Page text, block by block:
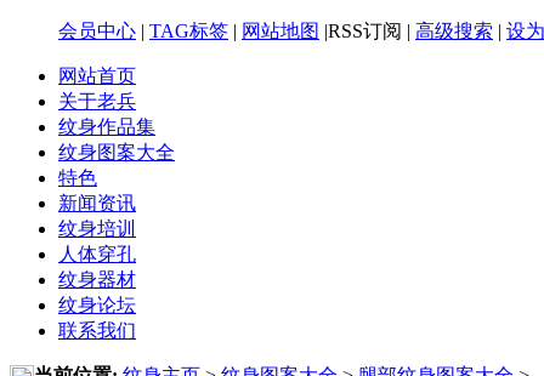
会员中心 | TAG标签 | 网站地图 |RSS订阅 | 高级搜索 | 设
网站首页
关于老兵
纹身作品集
纹身图案大全
特色
新闻资讯
纹身培训
人体穿孔
纹身器材
纹身论坛
联系我们